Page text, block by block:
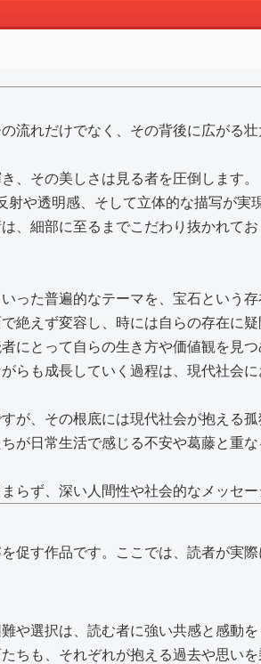
流れだけでなく、その背後に広がる
、その美しさは見る者を圧倒します。
や透明感、そして立体的な描写が実
、細部に至るまでこだわり抜かれて
った普遍的なテーマを、宝石という存
絶えず変容し、時には自らの存在に疑
にとって自らの生き方や価値観を見つ
らも成長していく過程は、現代社会
が、その根底には現代社会が抱える
が日常生活で感じる不安や葛藤と重
らず、深い人間性や社会的なメッセー
促す作品です。ここでは、読者が
や選択は、読む者に強い共感と感動を
ちも、それぞれが抱える過去や思い